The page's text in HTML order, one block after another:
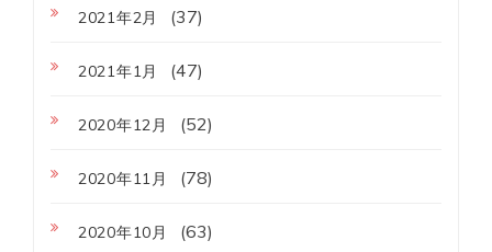
2021年2月 (37)
2021年1月 (47)
2020年12月 (52)
2020年11月 (78)
2020年10月 (63)